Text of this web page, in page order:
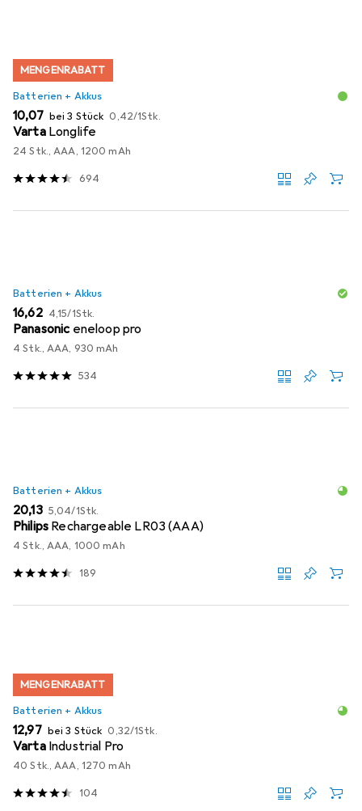
MENGENRABATT
Batterien + Akkus
EUR
10,07 bei 3 Stück EUR
0,42/1Stk.
Varta Longlife
24 Stk., AAA, 1200 mAh
694
Batterien + Akkus
EUR
16,62 EUR
4,15/1Stk.
Panasonic eneloop pro
4 Stk., AAA, 930 mAh
534
Batterien + Akkus
EUR
20,13 EUR
5,04/1Stk.
Philips Rechargeable LR03 (AAA)
4 Stk., AAA, 1000 mAh
189
MENGENRABATT
Batterien + Akkus
EUR
12,97 bei 3 Stück EUR
0,32/1Stk.
Varta Industrial Pro
40 Stk., AAA, 1270 mAh
104